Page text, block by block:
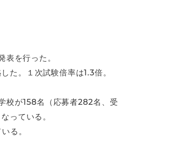
を行った。
た。１次試験倍率は1.3倍。
校が158名（応募者282名、受
っている。
る。